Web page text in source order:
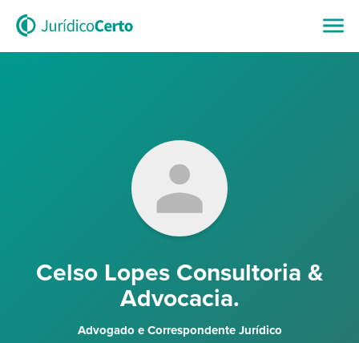
Celso Lopes Consultoria &
Advocacia.
Advogado e Correspondente Jurídico